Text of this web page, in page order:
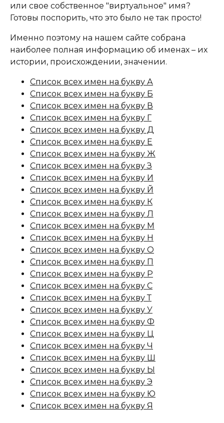
или свое собственное "виртуальное" имя?
Готовы поспорить, что это было не так просто!
Именно поэтому на нашем сайте собрана
наиболее полная информацию об именах – их
истории, происхождении, значении.
Список всех имен на букву А
Список всех имен на букву Б
Список всех имен на букву В
Список всех имен на букву Г
Список всех имен на букву Д
Список всех имен на букву Е
Список всех имен на букву Ж
Список всех имен на букву З
Список всех имен на букву И
Список всех имен на букву Й
Список всех имен на букву К
Список всех имен на букву Л
Список всех имен на букву М
Список всех имен на букву Н
Список всех имен на букву О
Список всех имен на букву П
Список всех имен на букву Р
Список всех имен на букву С
Список всех имен на букву Т
Список всех имен на букву У
Список всех имен на букву Ф
Список всех имен на букву Ц
Список всех имен на букву Ч
Список всех имен на букву Ш
Список всех имен на букву Ы
Список всех имен на букву Э
Список всех имен на букву Ю
Список всех имен на букву Я